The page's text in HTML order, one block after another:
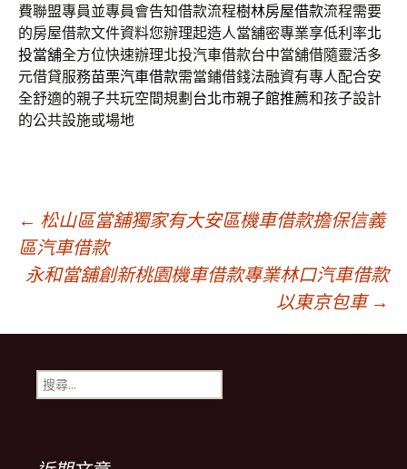
費聯盟專員並專員會告知借款流程樹林房屋借款流程需要
的房屋借款文件資料您辦理起造人當舖密專業享低利率北
投當舖全方位快速辦理北投汽車借款台中當舖借隨靈活多
元借貸服務苗栗汽車借款需當鋪借錢法融資有專人配合安
全舒適的親子共玩空間規劃 台北市親子館推薦和孩子設計
的公共設施或場地
文
章
導
覽
← 松山區當舖獨家有大安區機車借款擔保信義
區汽車借款
永和當舖創新桃園機車借款專業林口汽車借款
以東京包車 →
搜
尋